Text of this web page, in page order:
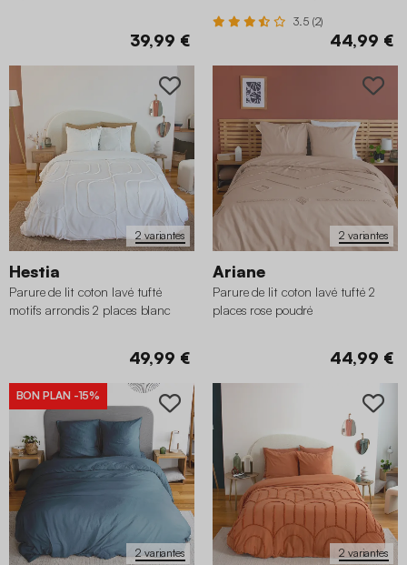
39,99 €
3.5 (2)
44,99 €
2 variantes
Hestia
Parure de lit coton lavé tufté
motifs arrondis 2 places blanc
49,99 €
2 variantes
Ariane
Parure de lit coton lavé tufté 2
places rose poudré
44,99 €
2 variantes
BON PLAN -15%
2 variantes